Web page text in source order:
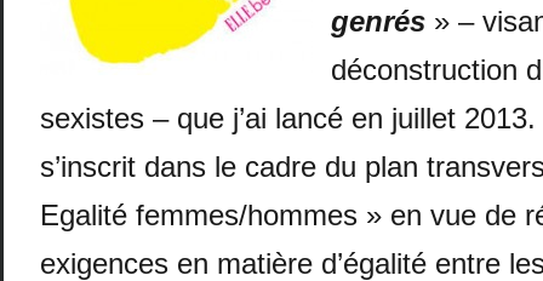
genrés » –
déconstruction
sexistes – que j’ai lancé en juillet
s’inscrit dans le cadre du plan
Egalité femmes/hommes » en vue de
exigences en matière d’égalité entre